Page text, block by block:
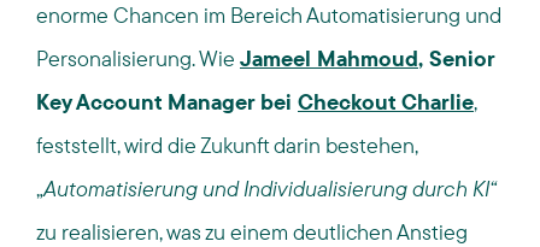
enorme Chancen im Bereich Automatisierung und
Personalisierung. Wie Jameel Mahmoud, Senior
Key Account Manager bei Checkout Charlie,
feststellt, wird die Zukunft darin bestehen,
„Automatisierung und Individualisierung durch KI“
zu realisieren, was zu einem deutlichen Anstieg